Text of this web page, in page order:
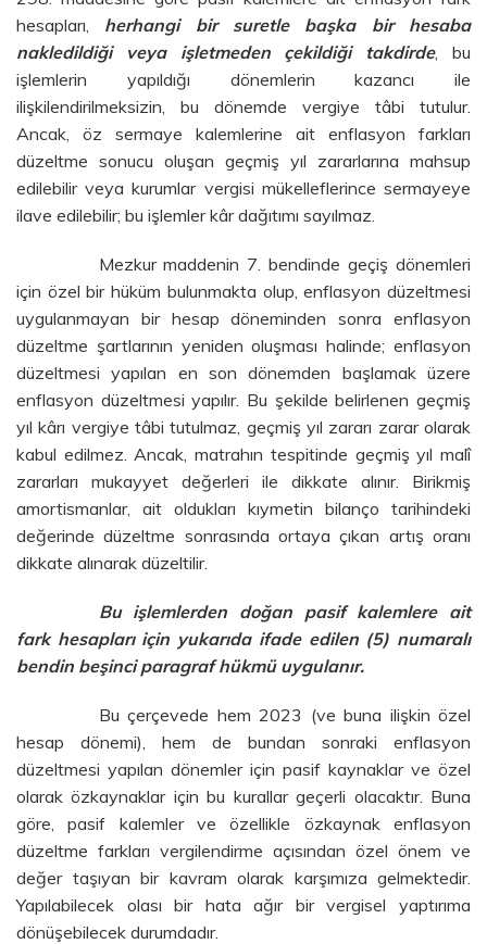
hesapları, herhangi bir suretle başka bir hesaba
nakledildiği
veya işletmeden çekildiği takdirde, bu
işlemlerin yapıldığı dönemlerin kazancı ile
ilişkilendirilmeksizin, bu dönemde vergiye tâbi tutulur.
Ancak, öz sermaye kalemlerine ait enflasyon farkları
düzeltme sonucu oluşan geçmiş yıl zararlarına mahsup
edilebilir veya kurumlar vergisi mükelleflerince sermayeye
ilave edilebilir; bu işlemler kâr dağıtımı sayılmaz.
Mezkur maddenin 7. bendinde geçiş dönemleri
için özel bir hüküm bulunmakta olup, enflasyon düzeltmesi
uygulanmayan bir hesap döneminden sonra enflasyon
düzeltme şartlarının yeniden oluşması halinde; enflasyon
düzeltmesi yapılan en son dönemden başlamak üzere
enflasyon düzeltmesi yapılır. Bu şekilde belirlenen geçmiş
yıl kârı vergiye tâbi tutulmaz, geçmiş yıl zararı zarar olarak
kabul edilmez. Ancak, matrahın tespitinde geçmiş yıl malî
zararları mukayyet değerleri ile dikkate alınır. Birikmiş
amortismanlar, ait oldukları kıymetin bilanço tarihindeki
değerinde düzeltme sonrasında ortaya çıkan artış oranı
dikkate alınarak düzeltilir.
Bu işlemlerden doğan pasif kalemlere ait
fark hesapları için yukarıda ifade edilen (5) numaralı
bendin beşinci paragraf hükmü uygulanır.
Bu çerçevede hem 2023 (ve buna ilişkin özel
hesap dönemi), hem de bundan sonraki enflasyon
düzeltmesi yapılan dönemler için pasif kaynaklar ve özel
olarak özkaynaklar için bu kurallar geçerli olacaktır. Buna
göre, pasif kalemler ve özellikle özkaynak enflasyon
düzeltme farkları vergilendirme açısından özel önem ve
değer taşıyan bir kavram olarak karşımıza gelmektedir.
Yapılabilecek olası bir hata ağır bir vergisel yaptırıma
dönüşebilecek durumdadır.